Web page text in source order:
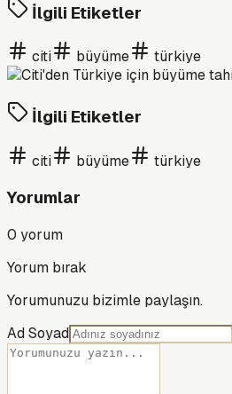
İlgili Etiketler
citi büyüme türkiye
İlgili Etiketler
citi büyüme türkiye
Yorumlar
0 yorum
Yorum bırak
Yorumunuzu bizimle paylaşın.
Ad Soyad